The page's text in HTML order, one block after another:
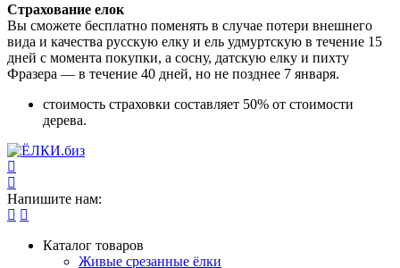
Страхование елок
Вы сможете бесплатно поменять в случае потери внешнего
вида и качества русскую елку и ель удмуртскую в течение 15
дней с момента покупки, а сосну, датскую елку и пихту
Фразера — в течение 40 дней, но не позднее 7 января.
стоимость страховки составляет 50% от стоимости
дерева.
Напишите нам:
Каталог товаров
Живые срезанные ёлки